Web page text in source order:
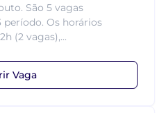
São 5 vagas
Os horários
(2 vagas),...
Vaga